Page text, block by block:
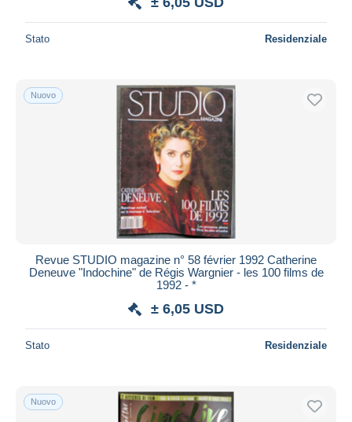
Stato Residenziale
Nuovo
Revue STUDIO magazine n° 58 février 1992 Catherine
Deneuve "Indochine" de Régis Wargnier - les 100 films de
1992 - *
± 6,05 USD
Stato Residenziale
Nuovo